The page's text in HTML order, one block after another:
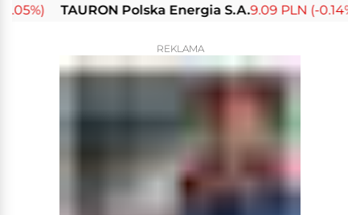
TAURON Polska Energia S.A.9.09 PLN (-0.14%)
REKLAMA